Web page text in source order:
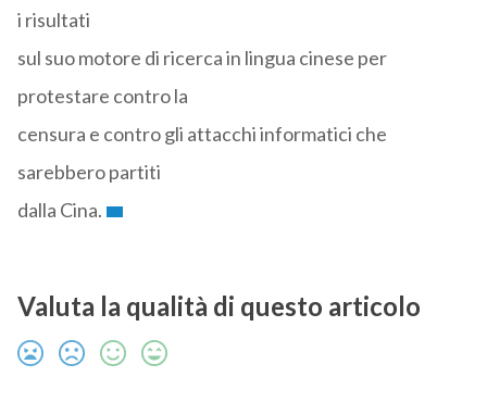
i risultati
sul suo motore di ricerca in lingua cinese per
protestare contro la
censura e contro gli attacchi informatici che
sarebbero partiti
dalla Cina.
Valuta la qualità di questo articolo